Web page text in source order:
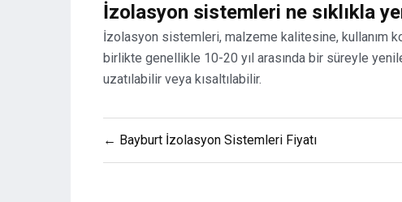
İzolasyon sistemleri ne sıklıkla
İzolasyon sistemleri, malzeme kalitesine, kullanım
birlikte genellikle 10-20 yıl arasında bir süreyle
uzatılabilir veya kısaltılabilir.
Yazı
gezinmesi
← Bayburt İzolasyon Sistemleri Fiyatı